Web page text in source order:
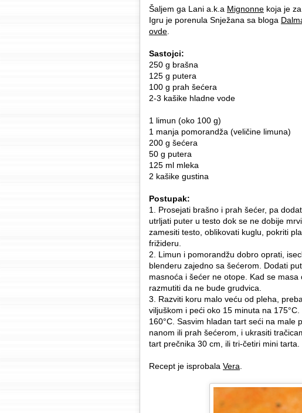
Šaljem ga Lani a.k.a Mignonne koja je
Igru je porenula Snježana sa bloga
ovde
Sastojci:
250 g brašna
125 g putera
100 g prah šećera
2-3 kašike hladne vode
1 limun (oko 100 g)
1 manja pomorandža (veličine limuna)
200 g šećera
50 g putera
125 ml mleka
2 kašike gustina
Postupak:
1. Prosejati brašno i prah šećer, pa
utrljati puter u testo dok se ne dobije
zamesiti testo, oblikovati kuglu, pokriti
frižideru.
2. Limun i pomorandžu dobro oprati,
blenderu zajedno sa šećerom. Dodati
masnoća i šećer ne otope. Kad se
razmutiti da ne bude grudvica.
3. Razviti koru malo veću od pleha,
viljuškom i peći oko 15 minuta na
160°C. Sasvim hladan tart seći na male
nanom ili prah šećerom, i ukrasiti
tart prečnika 30 cm, ili tri-četiri mini tarta.
Recept je isprobala Vera